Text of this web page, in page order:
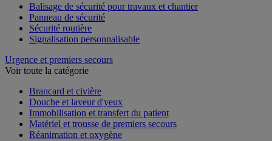
Balisage de sécurité pour travaux et chantier
Panneau de sécurité
Sécurité routière
Signalisation personnalisable
Urgence et premiers secours
Voir toute la catégorie
Brancard et civière
Douche et laveur d'yeux
Immobilisation et transfert du patient
Matériel et trousse de premiers secours
Réanimation et oxygène